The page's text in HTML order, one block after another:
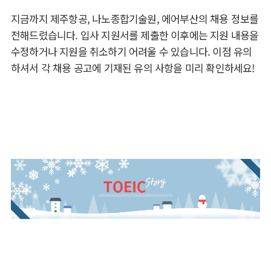
지금까지 제주항공, 나노종합기술원, 에어부산의 채용 정보를
전해드렸습니다. 입사 지원서를 제출한 이후에는 지원 내용을
수정하거나 지원을 취소하기 어려울 수 있습니다. 이점 유의
하셔서 각 채용 공고에 기재된 유의 사항을 미리 확인하세요!